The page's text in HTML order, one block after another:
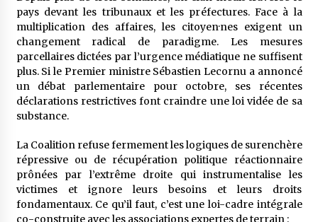
pays devant les tribunaux et les préfectures. Face à la
multiplication des affaires, les citoyen·nes exigent un
changement radical de paradigme. Les mesures
parcellaires dictées par l’urgence médiatique ne suffisent
plus. Si le Premier ministre Sébastien Lecornu a annoncé
un débat parlementaire pour octobre, ses récentes
déclarations restrictives font craindre une loi vidée de sa
substance.
La Coalition refuse fermement les logiques de surenchère
répressive ou de récupération politique réactionnaire
prônées par l’extrême droite qui instrumentalise les
victimes et ignore leurs besoins et leurs droits
fondamentaux. Ce qu’il faut, c’est une loi-cadre intégrale
co-construite avec les associations expertes de terrain :